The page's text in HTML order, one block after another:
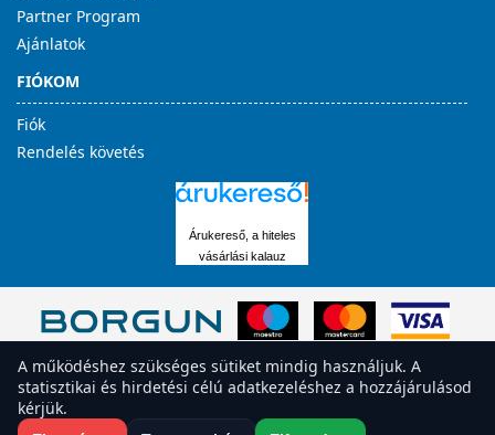
Partner Program
Ajánlatok
FIÓKOM
Fiók
Rendelés követés
Árukereső, a hiteles
vásárlási kalauz
A működéshez szükséges sütiket mindig használjuk. A
statisztikai és hirdetési célú adatkezeléshez a hozzájárulásod
kérjük.